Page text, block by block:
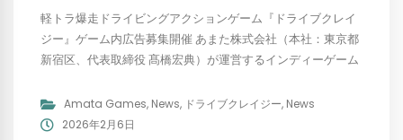
軽トラ爆走ドライビングアクションゲーム『ドライブクレイ
ジー』ゲーム内広告募集開催 あまた株式会社（本社：東京都
新宿区、代表取締役 髙橋宏典）が運営するインディーゲーム
Amata Games, News, ドライブクレイジー, News
2026年2月6日